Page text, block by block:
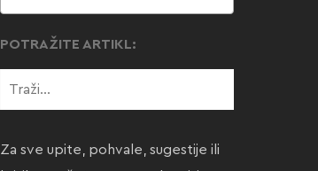
POTRAŽITE ARTIKL:
Za sve upite, pohvale, sugestije ili